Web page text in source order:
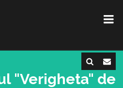
"Verigheta" de